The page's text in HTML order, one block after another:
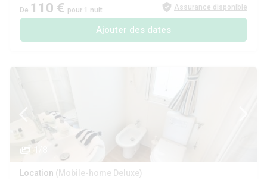
De 110 € pour 1 nuit Assurance disponible
Ajouter des dates
1/8
Location (Mobile-home Deluxe)